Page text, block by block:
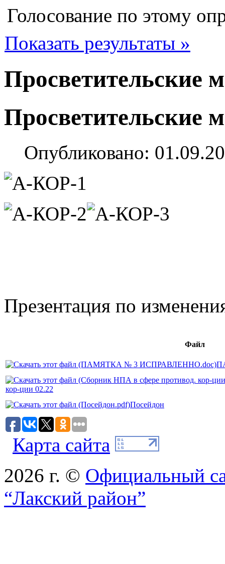
Голосование по этому
Показать результаты »
Просветительские
Просветительские
Опубликовано:
Презентация по
Файл
кор-ции 02.22
Посейдон
Карта сайта
2026 г. © Официальный
“Лакский район”